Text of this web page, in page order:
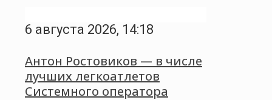
6 августа 2026, 14:18
Антон Ростовиков — в числе
лучших легкоатлетов
Системного оператора